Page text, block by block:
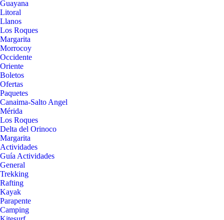
Guayana
Litoral
Llanos
Los Roques
Margarita
Morrocoy
Occidente
Oriente
Boletos
Ofertas
Paquetes
Canaima-Salto Angel
Mérida
Los Roques
Delta del Orinoco
Margarita
Actividades
Guía Actividades
General
Trekking
Rafting
Kayak
Parapente
Camping